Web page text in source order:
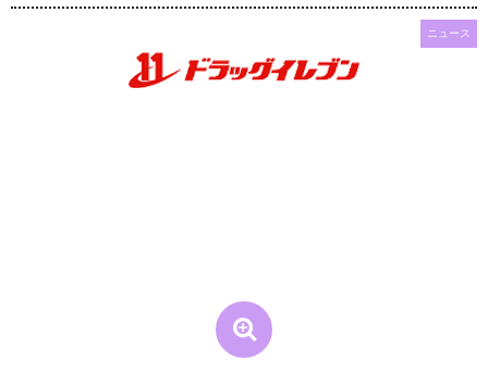
ニュース